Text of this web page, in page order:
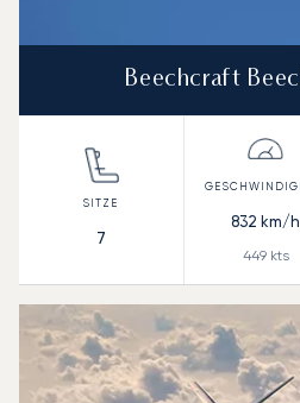
Beechcraft
7
832 km/h
449kts